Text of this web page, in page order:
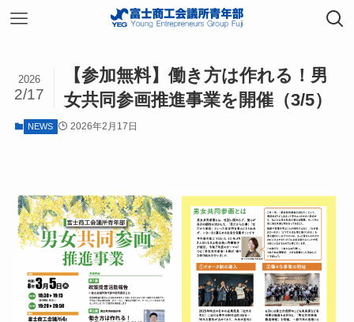
【参加無料】働き方は作れる！男
女共同参画推進事業を開催（3/5）
2026
2/17
NEWS 2026年2月17日